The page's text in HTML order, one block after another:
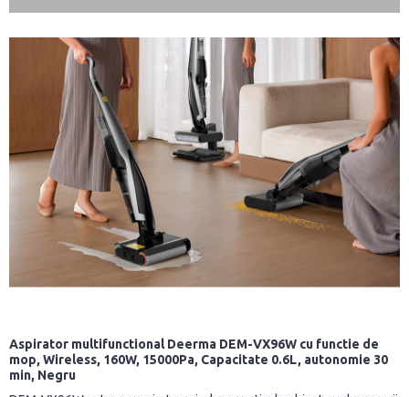
Aspirator multifunctional Deerma DEM-VX96W cu functie de
mop, Wireless, 160W, 15000Pa, Capacitate 0.6L, autonomie 30
min, Negru